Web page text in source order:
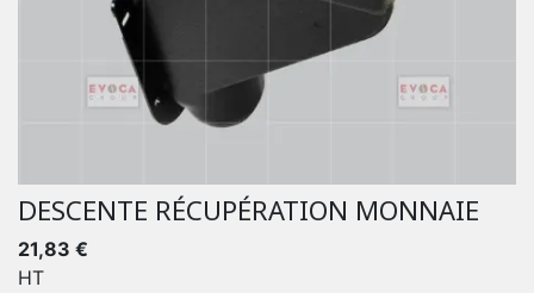
DESCENTE RÉCUPÉRATION MONNAIE
21,83 €
HT